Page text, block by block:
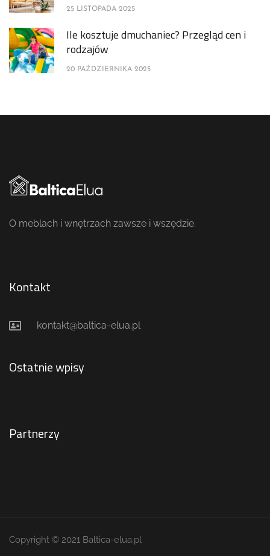
25 LISTOPADA 2025
Ile kosztuje dmuchaniec? Przegląd cen i
rodzajów
20 PAŹDZIERNIKA 2025
O meblach i wnętrzach zawsze i wszędzie.
Kontakt
kontakt@baltica-elua.pl
Ostatnie wpisy
Partnerzy
Copyright © 2021 Baltica-elua.pl